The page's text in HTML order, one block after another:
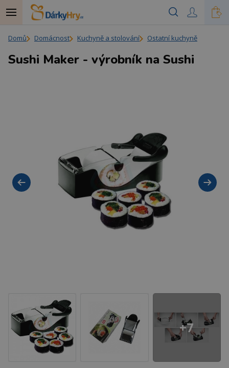
Domů Domácnost Kuchyně a stolování Ostatní kuchyně
Sushi Maker - výrobník na Sushi
+7